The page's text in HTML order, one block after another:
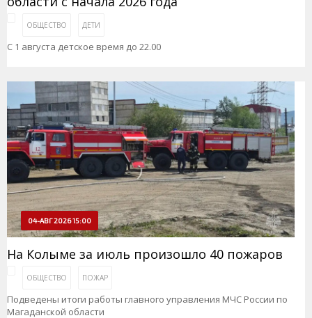
ОБЩЕСТВО ДЕТИ
С 1 августа детское время до 22.00
04-АВГ 2026 15:00
На Колыме за июль произошло 40 пожаров
ОБЩЕСТВО ПОЖАР
Подведены итоги работы главного управления МЧС России по
Магаданской области